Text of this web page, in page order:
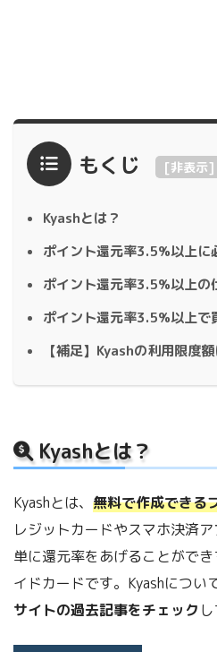
もくじ [非表示]
Kyashとは？
ポイント還元率3.5%以上に
ポイント還元率3.5%以上の
ポイント還元率3.5%以上で
【補足】Kyashの利用限度
Kyashとは？
Kyashとは、 無料で作成できる
レジットカードやスマホ決済
単に還元率をあげることがで
イドカードです。Kyashについ
サイトの過去記事をチェック